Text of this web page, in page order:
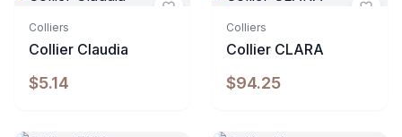
Colliers
Collier Claudia
$5.14
Colliers
Collier CLARA
$94.25